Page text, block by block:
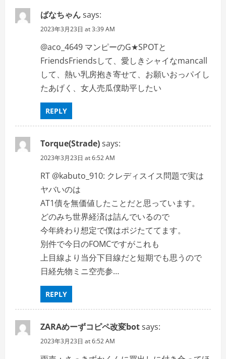
ばなちゃんsays:
2023年3月23日 at 3:39 AM
@aco_4649 マンピーのG★SPOTと
FriendsFriendsして、愛しきシャイなmancall
して、熱い乳房抱き寄せて、お願いおっパイし
たあげく、女人売瓜僕助平したい
REPLY
Torque(Strade)says:
2023年3月23日 at 6:52 AM
RT @kabuto_910: クレディスイス問題で実は
ヤバいのは
AT1債を無価値したことだと思っています。
どのみち世界経済は詰んでいるので
今年終わり想定で僕はポジたててます。
別件で今日のFOMCですがこれも
上目線より当分下目線だと短期でも思うので
日経先物ミニ空売参…
REPLY
ZARAめーずコピペ改変botsays:
2023年3月23日 at 6:52 AM